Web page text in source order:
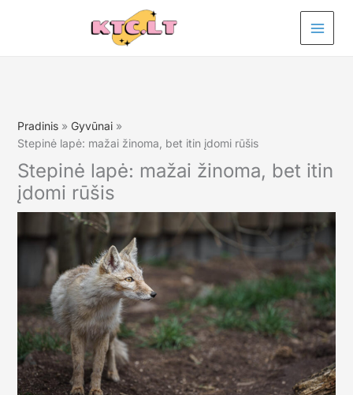
Pradinis
Gyvūnai
Stepinė lapė: mažai žinoma, bet itin įdomi rūšis
Stepinė lapė: mažai žinoma, bet itin
įdomi rūšis